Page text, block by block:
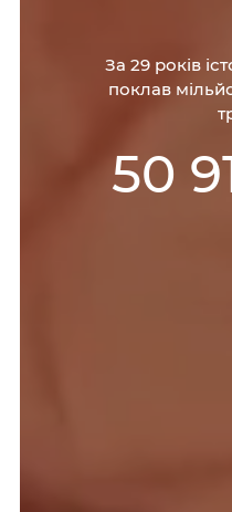
За 29 років
поклав
50